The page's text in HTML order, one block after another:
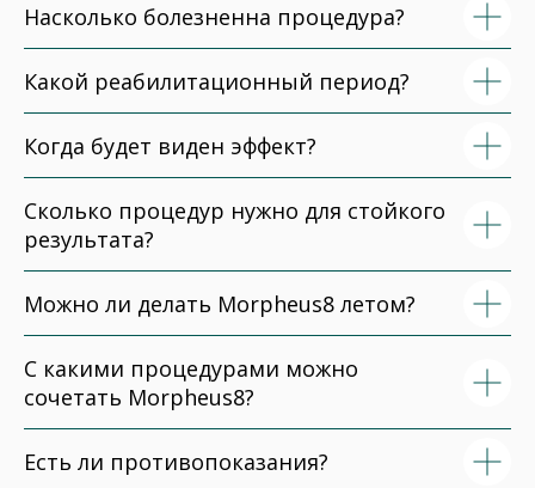
Насколько болезненна процедура?
Какой реабилитационный период?
Когда будет виден эффект?
Сколько процедур нужно для стойкого
результата?
Можно ли делать Morpheus8 летом?
С какими процедурами можно
сочетать Morpheus8?
Есть ли противопоказания?